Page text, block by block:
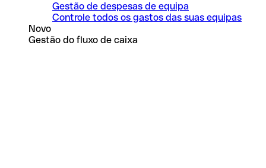
Gestão de despesas de equipa
Controle todos os gastos das suas equipas
Novo
Gestão do fluxo de caixa